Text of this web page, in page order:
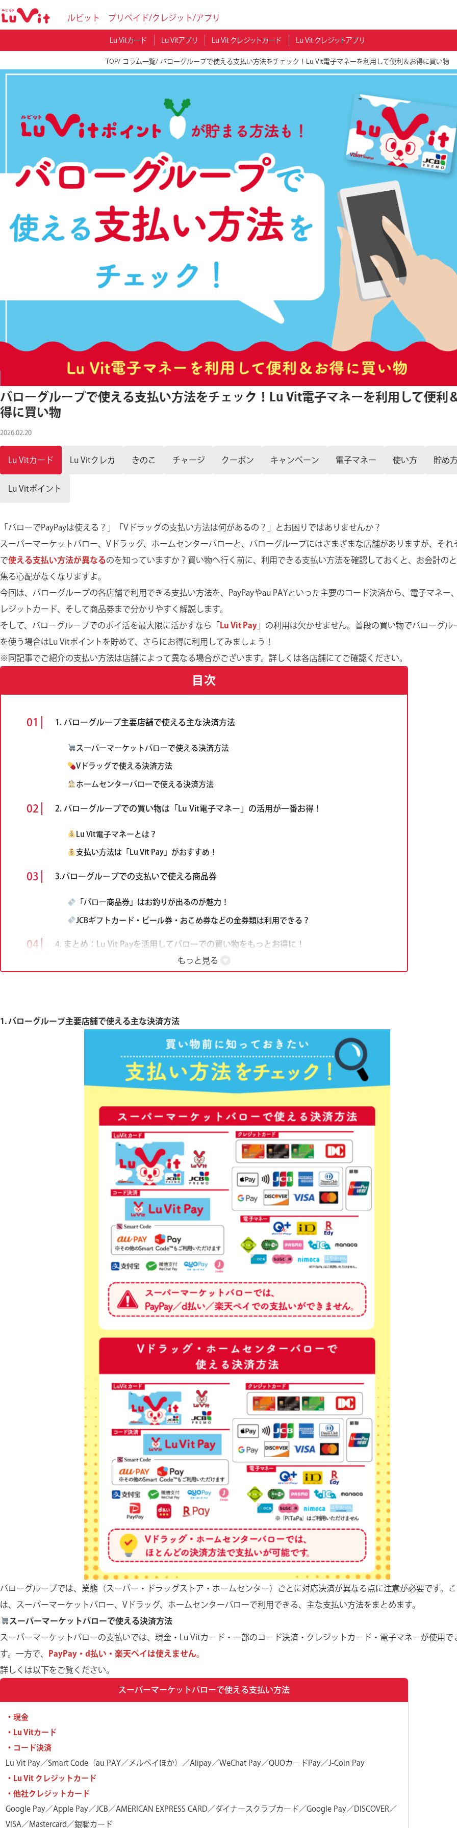
ルビット プリペイド/クレジット/アプリ
Lu Vitカード Lu Vitアプリ Lu Vit クレジットカード Lu Vit クレジットアプリ
TOP コラム一覧 バローグループで使える支払い方法をチェック！Lu Vit電子マネーを利用して便利＆お得に買い物
バローグループで使える支払い方法をチェック！Lu Vit電子マネーを利用して便利
得に買い物
2026.02.20
Lu Vitカード Lu Vitクレカ きのこ チャージ クーポン キャンペーン 電子マネー 使い方 貯め
Lu Vitポイント
「バローでPayPayは使える？」「Vドラッグの支払い方法は何があるの？」とお困りではありませんか？
スーパーマーケットバロー、Vドラッグ、ホームセンターバローと、バローグループにはさまざまな店舗がありますが、それ
で使える支払い方法が異なるのを知っていますか？買い物へ行く前に、利用できる支払い方法を確認しておくと、お会計の
焦る心配がなくなりますよ。
今回は、バローグループの各店舗で利用できる支払い方法を、PayPayやau PAYといった主要のコード決済から、電子マネー
レジットカード、そして商品券まで分かりやすく解説します。
そして、バローグループでのポイ活を最大限に活かすなら「
Lu Vit Pay 」の利用は欠かせません。普段の買い物でバローグル
を使う場合はLu Vitポイントを貯めて、さらにお得に利用してみましょう！
※同記事でご紹介の支払い方法は店舗によって異なる場合がございます。詳しくは各店舗にてご確認ください。
目次
もっと見る
1. バローグループ主要店舗で使える主な決済方法
スーパーマーケットバローで使える決済方法
Vドラッグで使える決済方法
ホームセンターバローで使える決済方法
2. バローグループでの買い物は「Lu Vit電子マネー」の活用が一番お得！
Lu Vit電子マネーとは？
支払い方法は「Lu Vit Pay」がおすすめ！
3.バローグループでの支払いで使える商品券
「バロー商品券」はお釣りが出るのが魅力！
JCBギフトカード・ビール券・おこめ券などの金券類は利用できる？
4. まとめ：Lu Vit Payを活用してバローでの買い物をもっとお得に！
1. バローグループ主要店舗で使える主な決済方法
バローグループでは、業態（スーパー・ドラッグストア・ホームセンター）ごとに対応決済が異なる点に注意が必要です。
は、スーパーマーケットバロー、Vドラッグ、ホームセンターバローで利用できる、主な支払い方法をまとめます。
スーパーマーケットバローで使える決済方法
スーパーマーケットバローの支払いでは、現金・Lu Vitカード・一部のコード決済・クレジットカード・電子マネーが使用で
す。一方で、
PayPay・d払い・楽天ペイは使えません。
詳しくは以下をご覧ください。
スーパーマーケットバローで使える支払い方法
・現金
・Lu Vitカード
・コード決済
Lu Vit Pay／Smart Code（au PAY／メルペイほか）／Alipay／WeChat Pay／QUOカードPay／J-Coin Pay
・Lu Vit クレジットカード
・他社クレジットカード
Google Pay／Apple Pay／JCB／AMERICAN EXPRESS CARD／ダイナースクラブカード／Google Pay／DISCOVER／
VISA／Mastercard／銀聯カード